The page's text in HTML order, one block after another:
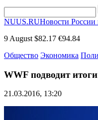
NUUS.RUНовости России
9 August $82.17 €94.84
Общество Экономика
WWF подводит
21.03.2016, 13:20